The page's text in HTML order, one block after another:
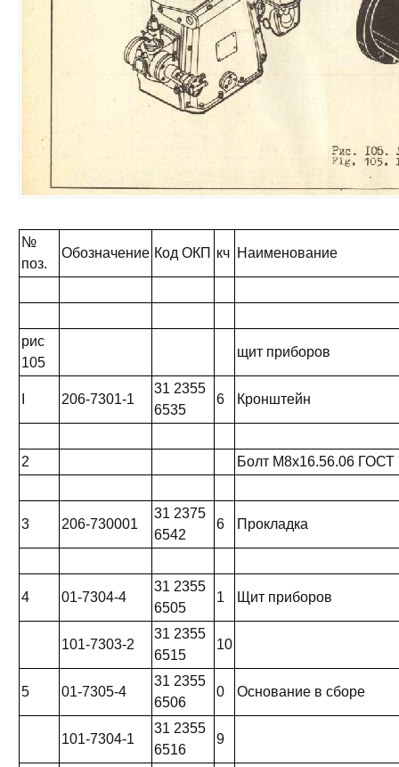
№
поз.
Обозначение Код ОКП кч Наименование
рис
105
щит приборов
206-7301-1
31 2355
6535
6 Кронштейн
2 Болт М8х16.56.06 ГОСТ
3 206-730001
31 2375
6542
6 Прокладка
4 01-7304-4
31 2355
6505
1 Щит приборов
101-7303-2
31 2355
6515
10
5 01-7305-4
31 2355
6506
0 Основание в сборе
101-7304-1
31 2355
6516
9